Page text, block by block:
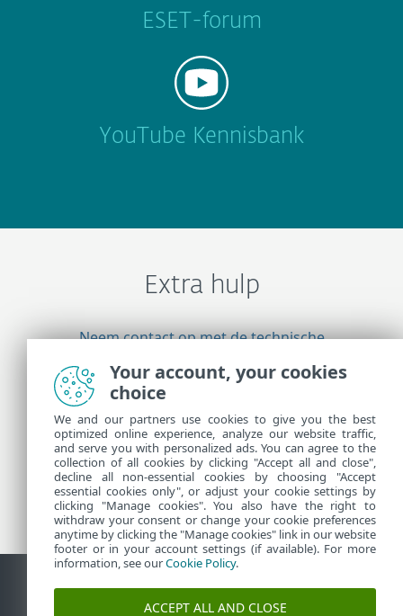
ESET-forum
YouTube Kennisbank
Extra hulp
Neem contact op met de technische
Meer informatie
Support Nieuws
Klantadviezen
Your account, your cookies
choice
We and our partners use cookies to give you the best
optimized online experience, analyze our website traffic,
and serve you with personalized ads. You can agree to the
collection of all cookies by clicking "Accept all and close",
decline all non-essential cookies by choosing "Accept
essential cookies only", or adjust your cookie settings by
clicking "Manage cookies". You also have the right to
withdraw your consent or change your cookie preferences
anytime by clicking the "Manage cookies" link in our website
footer or in your account settings (if available). For more
information, see ourCookie Policy.
ACCEPT ALL AND CLOSE